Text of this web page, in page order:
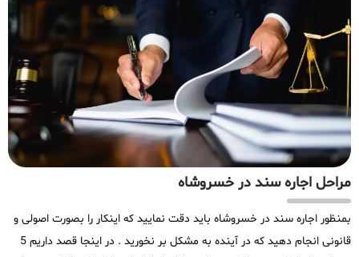
مراحل اجاره سند در خسروشاه
بمنظور اجاره سند در خسروشاه باید دقت نمایید که اینکار را بصورت اصولی و
قانونی انجام دهید که در آینده به مشکل بر نخورید . در اینجا قصد داریم 5